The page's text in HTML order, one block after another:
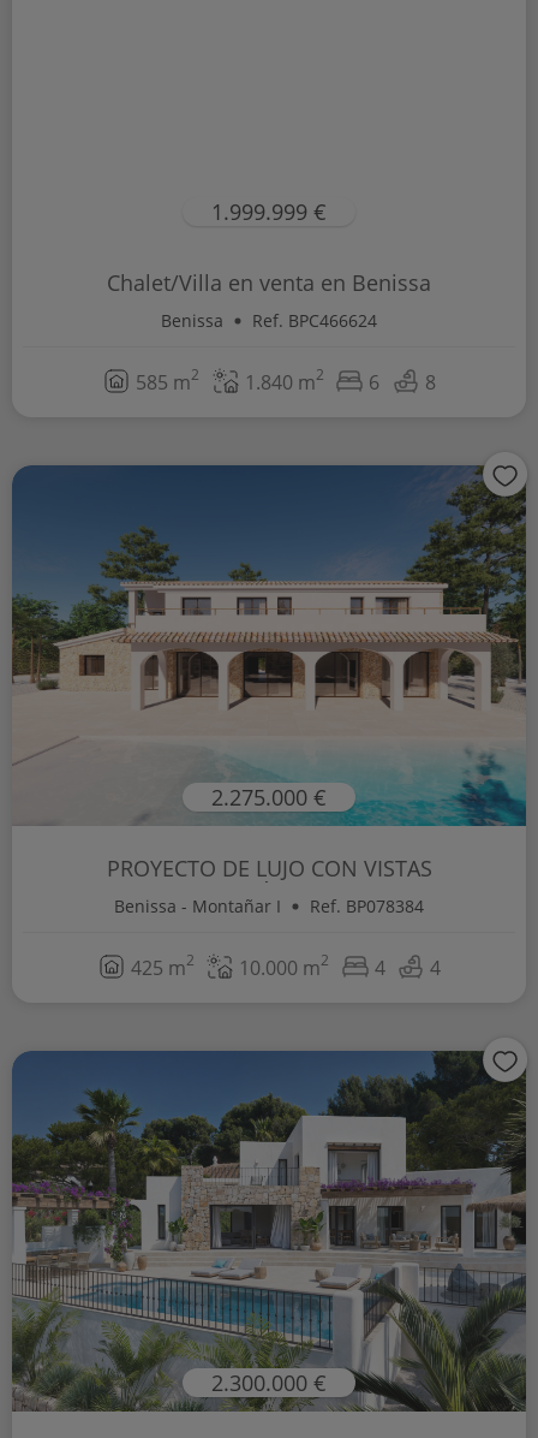
1.999.999 €
Chalet/Villa en venta en Benissa
Benissa Ref. BPC466624
585 m2 1.840 m2 6 8
2.275.000 €
PROYECTO DE LUJO CON VISTAS
PANORÁMICAS...
Benissa - Montañar I Ref. BP078384
425 m2 10.000 m2 4 4
2.300.000 €